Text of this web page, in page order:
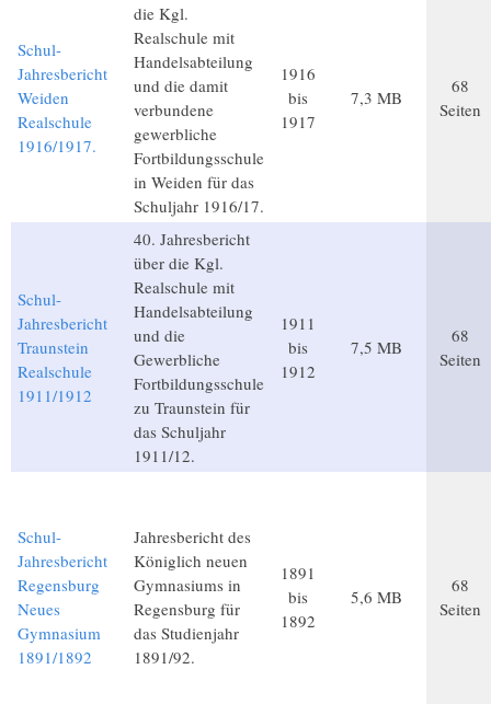
Schul-
Jahresbericht
Weiden
Realschule
1916/1917.
die Kgl.
Realschule mit
Handelsabteilung
und die damit
verbundene
gewerbliche
Fortbildungsschule
in Weiden für das
Schuljahr 1916/17.
1916
bis
1917
7,3 MB
68
Seiten
Schul-
Jahresbericht
Traunstein
Realschule
1911/1912
40. Jahresbericht
über die Kgl.
Realschule mit
Handelsabteilung
und die
Gewerbliche
Fortbildungsschule
zu Traunstein für
das Schuljahr
1911/12.
1911
bis
1912
7,5 MB
68
Seiten
Schul-
Jahresbericht
Regensburg
Neues
Gymnasium
1891/1892
Jahresbericht des
Königlich neuen
Gymnasiums in
Regensburg für
das Studienjahr
1891/92.
1891
bis
1892
5,6 MB
68
Seiten